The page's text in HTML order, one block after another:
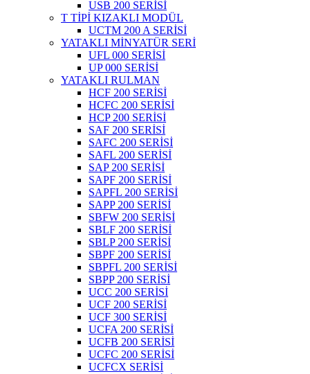
USB 200 SERİSİ
T TİPİ KIZAKLI MODÜL
UCTM 200 A SERİSİ
YATAKLI MİNYATÜR SERİ
UFL 000 SERİSİ
UP 000 SERİSİ
YATAKLI RULMAN
HCF 200 SERİSİ
HCFC 200 SERİSİ
HCP 200 SERİSİ
SAF 200 SERİSİ
SAFC 200 SERİSİ
SAFL 200 SERİSİ
SAP 200 SERİSİ
SAPF 200 SERİSİ
SAPFL 200 SERİSİ
SAPP 200 SERİSİ
SBFW 200 SERİSİ
SBLF 200 SERİSİ
SBLP 200 SERİSİ
SBPF 200 SERİSİ
SBPFL 200 SERİSİ
SBPP 200 SERİSİ
UCC 200 SERİSİ
UCF 200 SERİSİ
UCF 300 SERİSİ
UCFA 200 SERİSİ
UCFB 200 SERİSİ
UCFC 200 SERİSİ
UCFCX SERİSİ